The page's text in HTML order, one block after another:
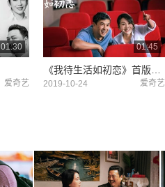
01:30
爱奇艺
01:45
2019-10-24 爱奇艺